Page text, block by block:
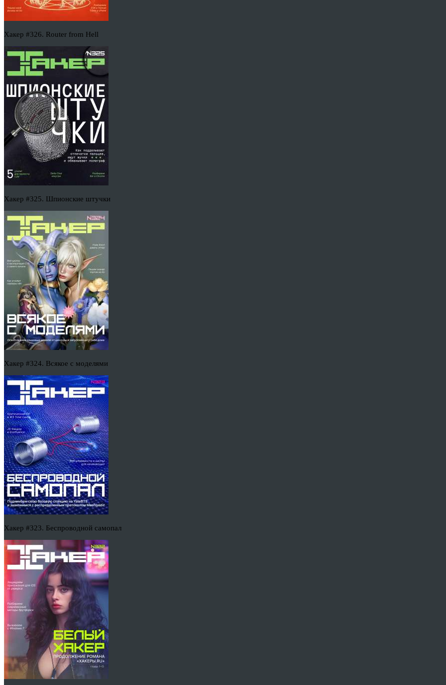
Хакер #326. Router from Hell
Хакер #325. Шпионские штучки
Хакер #324. Всякое с моделями
Хакер #323. Беспроводной самопал